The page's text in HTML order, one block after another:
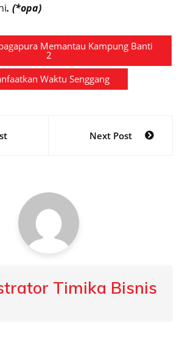
. (*opa)
Memantau Kampung Banti
2
Waktu Senggang
Next Post
Timika Bisnis